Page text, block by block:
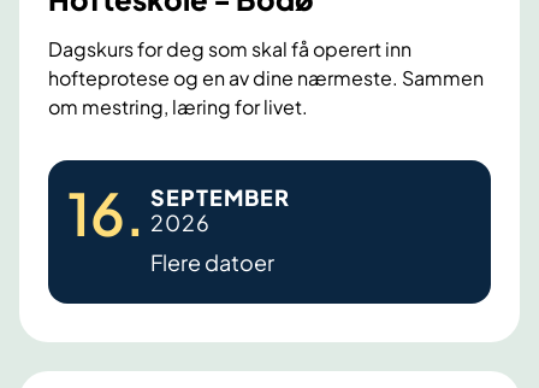
b
r
u
d
Dagskurs for deg som skal få operert inn
hofteprotese og en av dine nærmeste. Sammen
om mestring, læring for livet.
H
e
s
k
16. SEPTEMBER
2026
Flere datoer